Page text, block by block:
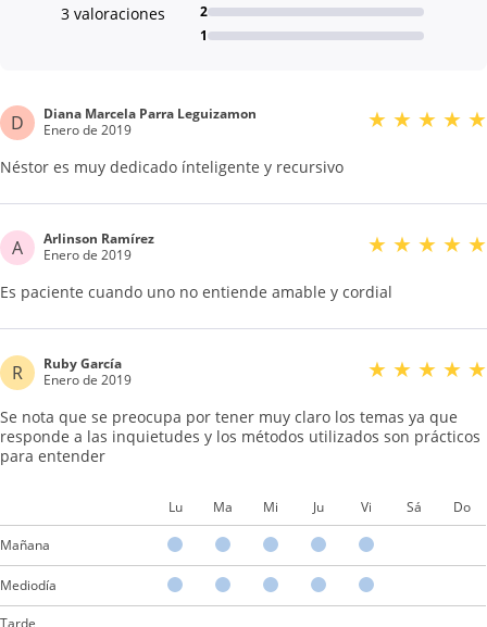
3 valoraciones
1
2
D
Diana Marcela Parra Leguizamon
Enero de 2019
★ ★ ★ ★ ★
Néstor es muy dedicado ínteligente y recursivo
A
Arlinson Ramírez
Enero de 2019
★ ★ ★ ★ ★
Es paciente cuando uno no entiende amable y cordial
R
Ruby García
Enero de 2019
★ ★ ★ ★ ★
Se nota que se preocupa por tener muy claro los temas ya que
responde a las inquietudes y los métodos utilizados son prácticos
para entender
Lu Ma Mi Ju Vi Sá Do
Mañana
Mediodía
Tarde